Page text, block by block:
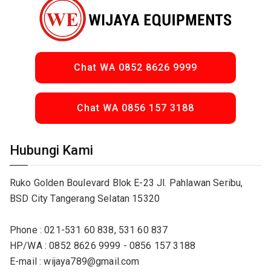
Chat WA 0852 8626 9999
Chat WA 0856 157 3188
Hubungi Kami
Ruko Golden Boulevard Blok E-23 Jl. Pahlawan Seribu,
BSD City Tangerang Selatan 15320
Phone : 021-531 60 838, 531 60 837
HP/WA : 0852 8626 9999 - 0856 157 3188
E-mail : wijaya789@gmail.com